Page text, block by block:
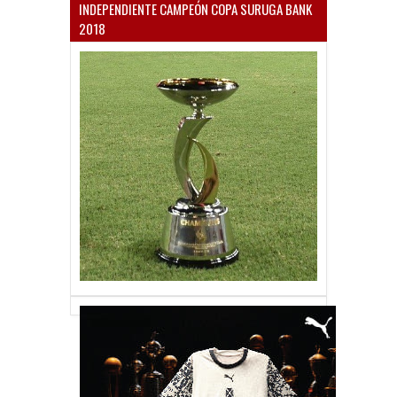
INDEPENDIENTE CAMPEÓN COPA SURUGA BANK
2018